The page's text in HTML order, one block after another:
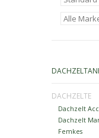
DACHZELTE
Dachzelt
Dachzelt
Femkes